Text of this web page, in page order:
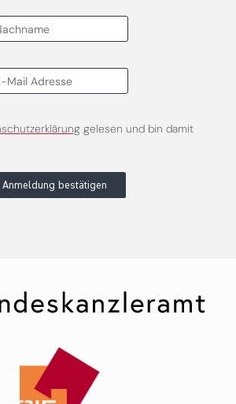
gelesen und bin damit
Anmeldung bestätigen